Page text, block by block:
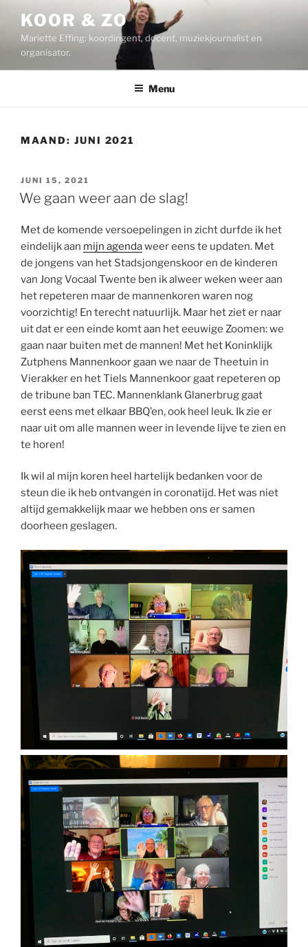
inhoud
KOOR & ZO
Mariette Effing: koordirigent, docent, muziekjournalist en
organisator.
Menu
MAAND: JUNI 2021
GEPLAATST
OP
JUNI 15, 2021
We gaan weer aan de slag!
Met de komende versoepelingen in zicht durfde ik het
eindelijk aan mijn agendaweer eens te updaten. Met
de jongens van het Stadsjongenskoor en de kinderen
van Jong Vocaal Twente ben ik alweer weken weer aan
het repeteren maar de mannenkoren waren nog
voorzichtig! En terecht natuurlijk. Maar het ziet er naar
uit dat er een einde komt aan het eeuwige Zoomen: we
gaan naar buiten met de mannen! Met het Koninklijk
Zutphens Mannenkoor gaan we naar de Theetuin in
Vierakker en het Tiels Mannenkoor gaat repeteren op
de tribune ban TEC. Mannenklank Glanerbrug gaat
eerst eens met elkaar BBQ’en, ook heel leuk. Ik zie er
naar uit om alle mannen weer in levende lijve te zien en
te horen!
Ik wil al mijn koren heel hartelijk bedanken voor de
steun die ik heb ontvangen in coronatijd. Het was niet
altijd gemakkelijk maar we hebben ons er samen
doorheen geslagen.